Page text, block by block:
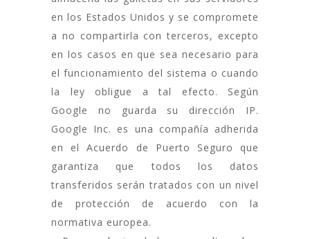
en los Estados Unidos y se compromete
a no compartirla con terceros, excepto
en los casos en que sea necesario para
el funcionamiento del sistema o cuando
la ley obligue a tal efecto. Según
Google no guarda su dirección IP.
Google Inc. es una compañía adherida
en el Acuerdo de Puerto Seguro que
garantiza que todos los datos
transferidos serán tratados con un nivel
de protección de acuerdo con la
normativa europea.